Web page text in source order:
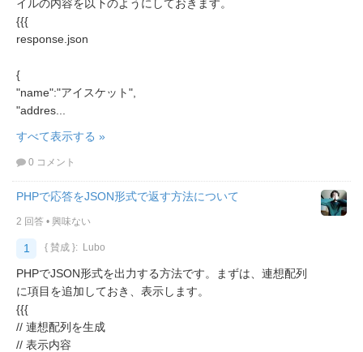
イルの内容を以下のようにしておきます。
{{{
response.json
{
"name":"アイスケット",
"addres...
すべて表示する »
0 コメント
PHPで応答をJSON形式で返す方法について
2 回答 • 興味ない
1 { 賛成 }: Lubo
PHPでJSON形式を出力する方法です。まずは、連想配列
に項目を追加しておき、表示します。
{{{
// 連想配列を生成
// 表示内容